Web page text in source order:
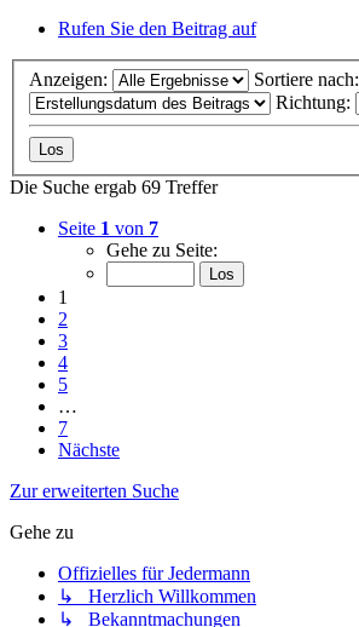
Rufen Sie den Beitrag auf
Anzeigen:
Sortiere nach:
Richtung:
Die Suche ergab 69 Treffer
Seite 1 von 7
Gehe zu Seite:
1
2
3
4
5
…
7
Nächste
Zur erweiterten Suche
Gehe zu
Offizielles für Jedermann
↳ Herzlich Willkommen
↳ Bekanntmachungen